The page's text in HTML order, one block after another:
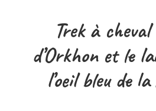
Trek à
d’Orkhon et le
l’oeil bleu de